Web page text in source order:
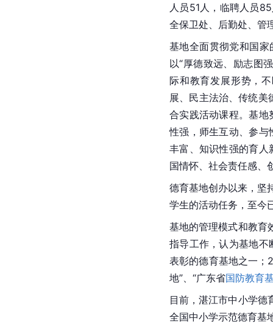
人员51人，临聘人员
全保卫处、后勤处、管
基地全面贯彻党和国家
以“厚德致远、励志图
际和教育发展形势，
展、民主法治、传统美
合实践活动课程。基地
性强，师生互动、参与
丰富、知识性强的育人
国情怀、社会责任感、
德育基地创办以来，坚
学生的活动任务，至今
基地的管理模式和教育
指导工作，认为基地
表彰的德育基地之一；
地”、“广东省国防教育
目前，湛江市中小学德
全国中小学示范德育基